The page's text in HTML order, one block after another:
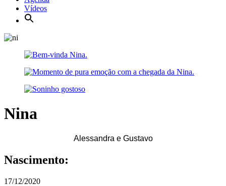
Vídeos
Nina
Alessandra e Gustavo
Nascimento:
17/12/2020